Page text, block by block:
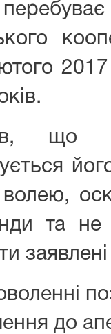
що
та не
до